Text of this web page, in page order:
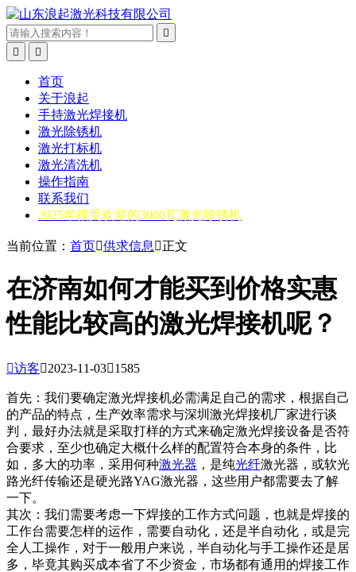



首页
关于浪起
手持激光焊接机
激光除锈机
激光打标机
激光清洗机
操作指南
联系我们
2025年很受欢迎的3000瓦激光除锈机
当前位置： 首页供求信息 正文
在济南如何才能买到价格实惠
性能比较高的激光焊接机呢？
访客2023-11-031585
首先：我们要确定激光焊接机必需满足自己的需求，根据自己
的产品的特点，生产效率需求与深圳激光焊接机厂家进行谈
判，最好办法就是采取打样的方式来确定激光焊接设备是否符
合要求，至少也确定大概什么样的配置符合本身的条件，比
如，多大的功率，采用何种激光器 ，是纯光纤激光器，或软光
路光纤传输还是硬光路YAG激光器，这些用户都需要去了解
一下。
其次：我们需要考虑一下焊接的工作方式问题，也就是焊接的
工作台需要怎样的运作，需要自动化，还是半自动化，或是完
全人工操作，对于一般用户来说，半自动化与手工操作还是居
多，毕竟其购买成本省了不少资金，市场都有通用的焊接工作